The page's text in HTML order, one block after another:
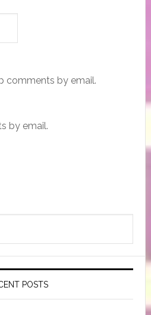
comments by email.
by email.
POSTS